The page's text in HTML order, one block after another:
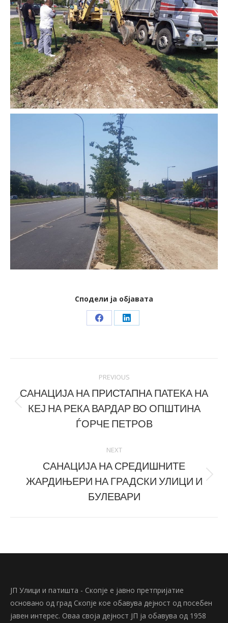
Сподели ја објавата
Share Share
navigation
PREVIOUS
Previous
post:
САНАЦИЈА НА ПРИСТАПНА ПАТЕКА НА
КЕЈ НА РЕКА ВАРДАР ВО ОПШТИНА
ЃОРЧЕ ПЕТРОВ
NEXT
Next
post:
САНАЦИЈА НА СРЕДИШНИТЕ
ЖАРДИЊЕРИ НА ГРАДСКИ УЛИЦИ И
БУЛЕВАРИ
ЈП Улици и патишта - Скопје е јавно претпријатие
основано од град Скопје кое обавува дејност од посебен
јавен интерес. Оваа своја дејност ЈП ја обавува од 1958